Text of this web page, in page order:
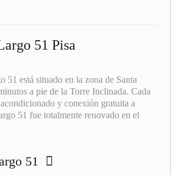
51 Pisa
está situado en la zona de Santa
a pie de la Torre Inclinada. Cada
y conexión gratuita a
51 fue totalmente renovado en el
51